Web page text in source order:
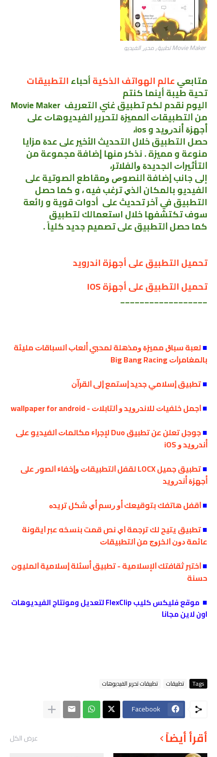
Movie Makerﺗﻄﺒﻴﻖ ﻣﺤﺮﺭ ﺍﻟﻔﻴﺪﻳﻮ
متابعيعالم الهواتف الذكيةأحباءالتطبيقات
تحية طيبة أينما كنتم
اليوم نقدم لكم تطبيق غني التعريف Movie Maker
من ﺍﻟﺘﻄﺒﻴﻘﺎﺕ ﺍﻟﻤﻤﻴﺰﺓ لتحرير ﺍﻟﻔﻴﺪﻳﻮﻫﺎﺕ ﻋﻠﻰ
ﺃﺟﻬﺰﺓ ﺃﻧﺪﺭﻭﻳﺪ و ios،
حصل التطبيق خلال التحديث الأخير على ﻋﺪﺓ ﻣﺰﺍﻳﺎ
ﻣﻨﻮﻋﺔ و مميزة . نذكر منها ﺇﺿﺎﻓﺔ ﻣﺠﻤﻮﻋﺔ ﻣﻦ
ﺍﻟﺘﺄﺛﻴﺮﺍﺕ ﺍﻟﺠﺪﻳﺪﺓ ﻭﺍﻟﻔﻼﺗﺮ،
إلى جانب ﺇﺿﺎﻓﺔ ﺍﻟﻨﺼﻮﺹ ﻭﻣﻘﺎﻃﻊ ﺍﻟﺼﻮﺗﻴﺔ ﻋﻠﻰ
الفيديو بالمكان ﺍﻟﺬﻱ ترغب فيه ، و كما حصل
التطبيق في آخر تحديث على أدوات قوية و رائعة
سوف تكتشفها خلال استعمالك لتطبيق
ﻛﻤﺎ ﺣﺼﻞ ﺍﻟﺘﻄﺒﻴﻖ ﻋﻠﻰ ﺗﺼﻤﻴﻢ ﺟﺪﻳﺪ ﻛﻠﻴﺎً .
تحميل التطبيق على أجهزة اندرويد
تحميل التطبيق على أجهزة IOS
__________________
■ﻟﻌﺒﺔ ﺳﺒﺎﻕ ﻣﻤﻴﺰﺓ ﻭﻣﺬﻫﻠﺔ ﻟﻤﺤﺒﻲ ﺃﻟﻌﺎﺏ ﺍﻟﺴﺒﺎﻗﺎﺕ ﻣﻠﻴﺌﺔ
ﺑﺎﻟﻤﻐﺎﻣﺮﺍﺕ Big Bang Racing
■ﺗﻄﺒﻴﻖ ﺇﺳﻼﻣﻲ ﺟﺪﻳﺪ ﺇﺳﺘﻤﻊ ﺇﻟﻰ ﺍﻟﻘﺮﺁﻥ
■ﺍﺟﻤﻞ ﺧﻠﻔﻴﺎﺕ ﻟﻼﻧﺪﺭﻭﻳﺪ ﻭ ﺍﻟﺘﺎﺑﻼﺕ - wallpaper for android
■
ﺟﻮﺟﻞ ﺗﻌﻠﻦ ﻋﻦ ﺗﻄﺒﻴﻖ Duo ﻹﺟﺮﺍﺀ ﻣﻜﺎﻟﻤﺎﺕ ﺍﻟﻔﻴﺪﻳﻮ ﻋﻠﻰ
ﺃﻧﺪﺭﻭﻳﺪ ﻭ iOS
■
ﺗﻄﺒﻴﻖ ﺟﻤﻴﻞ LOCX ﻟﻘﻔﻞ ﺍﻟﺘﻄﺒﻴﻘﺎﺕ ﻭﺇﺧﻔﺎﺀ ﺍﻟﺼﻮﺭ ﻋﻠﻰ
ﺃﺟﻬﺰﺓ ﺃﻧﺪﺭﻭﻳﺪ
■ﺍﻗﻔﻞ ﻫﺎﺗﻔﻚ ﺑﺘﻮﻗﻴﻌﻚ ﺃﻭ ﺭﺳﻢ ﺃﻱ ﺷﻜﻞ ﺗﺮﻳﺪﻩ
■ﺗﻄﺒﻴﻖ ﻳﺘﻴﺢ ﻟﻚ ﺗﺮﺟﻤﺔ ﺍﻱ ﻧﺺ ﻗﻤﺖ ﺑﻨﺴﺨﻪ ﻋﺒﺮ ﺍﻳﻘﻮﻧﺔ
ﻋﺎﺋﻤﺔ ﺩﻭﻥ ﺍﻟﺨﺮﻭﺝ ﻣﻦ ﺍﻟﺘﻄﺒﻴﻘﺎﺕ
■ﺍﺧﺘﺒﺮ ﺛﻘﺎﻓﺘﻚ ﺍﻹﺳﻼﻣﻴﺔ - ﺗﻄﺒﻴﻖ ﺃﺳﺌﻠﺔ ﺇﺳﻼﻣﻴﺔ ﺍﻟﻤﻠﻴﻮﻥ
ﺣﺴﻨﺔ
■
موقع فليكس كليب FlexClip لتعديل ومونتاج الفيديوهات
اون لاين مجانا
Tags تطبيقات تطبيقات تحرير الفيديوهات
Facebook
أقرأ أيضاً عرض الكل